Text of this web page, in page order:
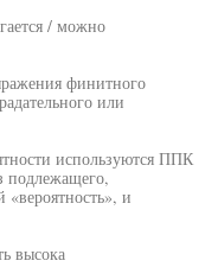
/ можно
финитного
или
используются ППК
подлежащего,
и
высока